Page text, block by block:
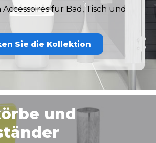
für Bad, Tisch und
Sie die Kollektion
und